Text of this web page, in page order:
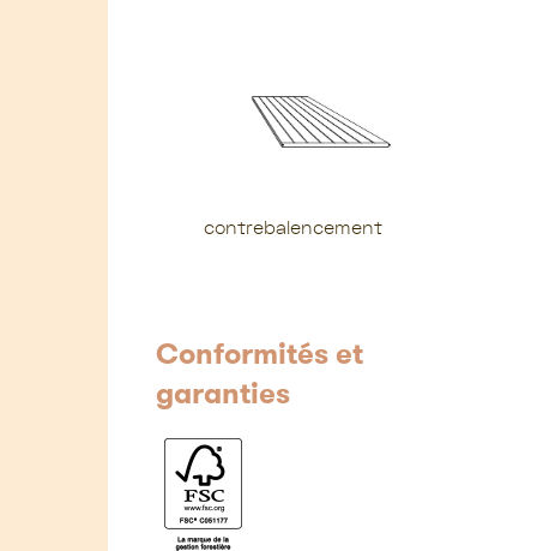
contrebalencement
Conformités et
garanties